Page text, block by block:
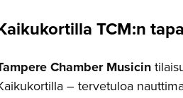
TCM:n
Chamber Musicin
– tervetuloa